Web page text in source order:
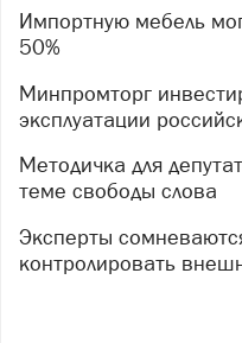
Импортную мебель могут обложить пошлинами до
50%
Минпромторг инвестирует в продление
эксплуатации
Методичка для депутатов раскрыла аргументы по
теме свободы слова
Эксперты сомневаются в возможности
контролировать